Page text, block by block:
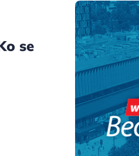
se